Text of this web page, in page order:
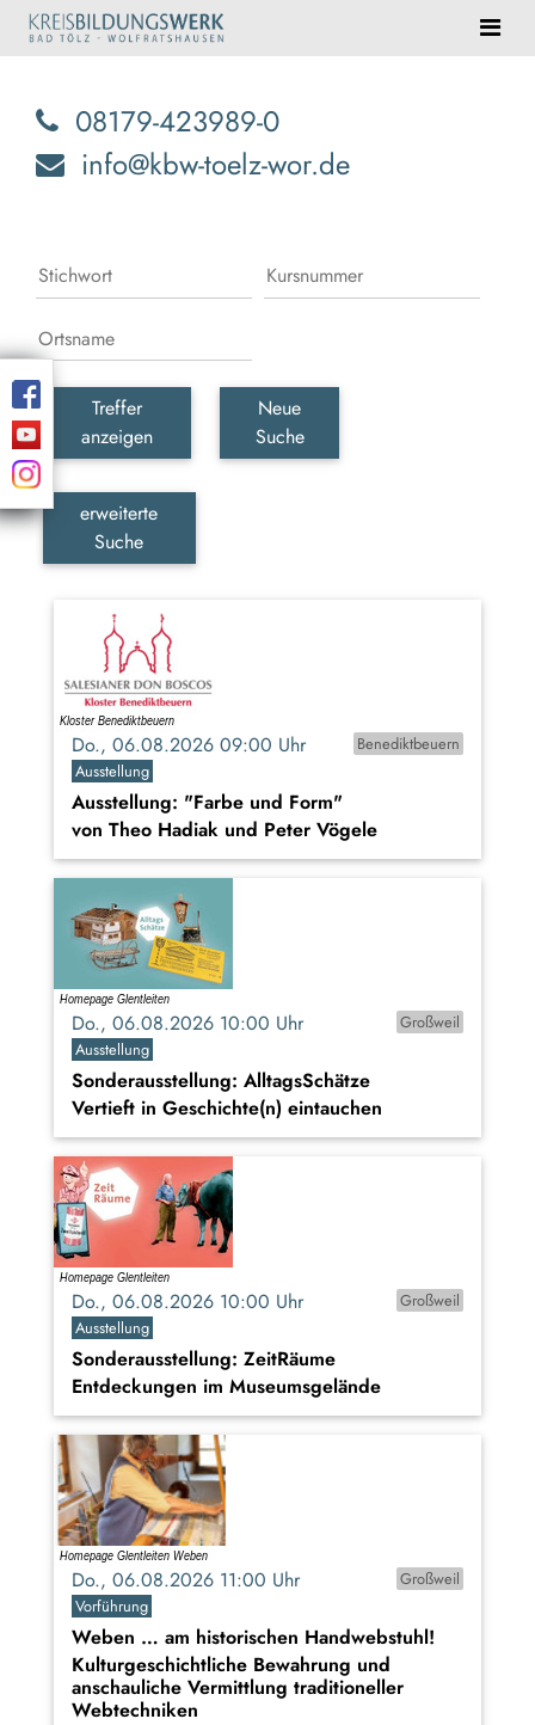
08179-423989-0
info@kbw-toelz-wor.de
Treffer
anzeigen
Neue
Suche
erweiterte
Suche
Do., 06.08.2026 09:00 Uhr
Benediktbeuern
Ausstellung
Ausstellung: "Farbe und Form"
von Theo Hadiak und Peter Vögele
Do., 06.08.2026 10:00 Uhr
Großweil
Ausstellung
Sonderausstellung: AlltagsSchätze
Vertieft in Geschichte(n) eintauchen
Do., 06.08.2026 10:00 Uhr
Großweil
Ausstellung
Sonderausstellung: ZeitRäume
Entdeckungen im Museumsgelände
Do., 06.08.2026 11:00 Uhr
Großweil
Vorführung
Weben … am historischen Handwebstuhl!
Kulturgeschichtliche Bewahrung und
anschauliche Vermittlung traditioneller
Webtechniken